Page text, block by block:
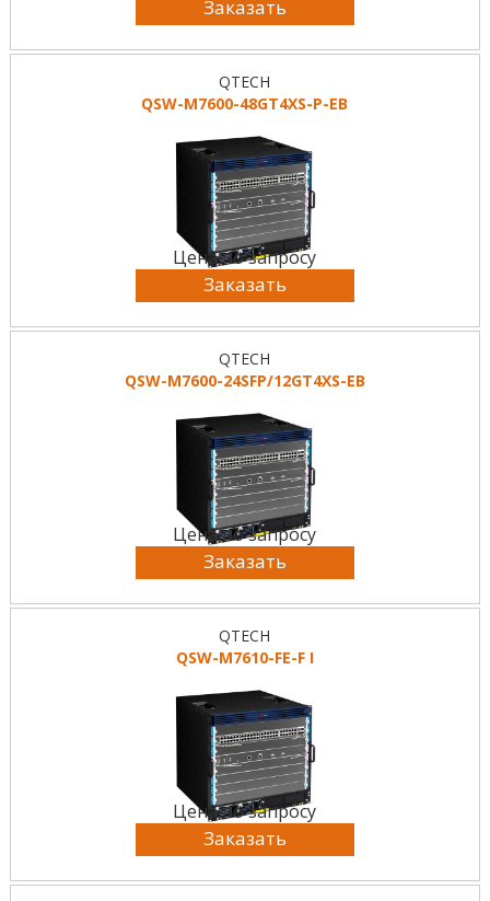
Заказать
QTECH
QSW-M7600-48GT4XS-P-EB
Цена по запросу
Заказать
QTECH
QSW-M7600-24SFP/12GT4XS-EB
Цена по запросу
Заказать
QTECH
QSW-M7610-FE-F I
Цена по запросу
Заказать